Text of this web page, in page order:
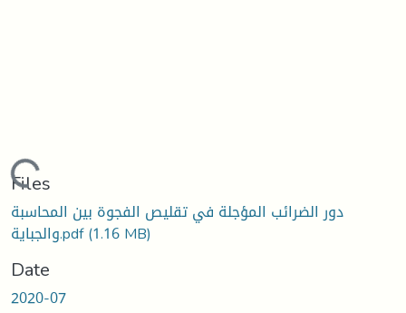
Loading...
Files
دور الضرائب المؤجلة في تقليص الفجوة بين المحاسبة
والجباية.pdf(1.16 MB)
Date
2020-07